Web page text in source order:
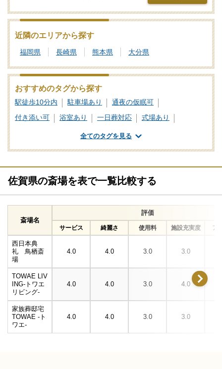
近隣のエリアから探す
福岡県 長崎県 熊本県 大分県
おすすめのタグから探す
駅徒歩10分内 駐車場あり
通夜の仮眠可
付き添い可
浴室あり 一日葬対応 式場あり
全てのタグを見る
佐賀県の斎場を表で一覧比較する
斎場名
評価
サービス 綺麗さ 使用料 施設充実度 ア
西日本典
礼 鳥栖斎
場
4.0 4.0 3.0 3.0
TOWAE LIV
ING-トワエ
リビング-
4.0 4.0 3.0 4.0
家族葬邸宅
TOWAE -ト
ワエ-
4.0 4.0 3.0 3.0